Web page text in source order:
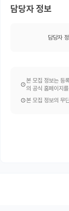
담당자 정보
담당자
본 모집 정보는 등
의 공식 홈페이지
본 모집 정보의 무